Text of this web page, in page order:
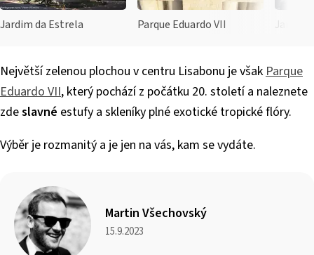
Jardim da Estrela Parque Eduardo VII Jardim
Největší zelenou plochou v centru Lisabonu je však Parque
Eduardo VII, který pochází z počátku 20. století a naleznete
zdeslavné estufy a skleníky plné exotické tropické flóry.
Výběr je rozmanitý a je jen na vás, kam se vydáte.
Martin Všechovský
15.9.2023